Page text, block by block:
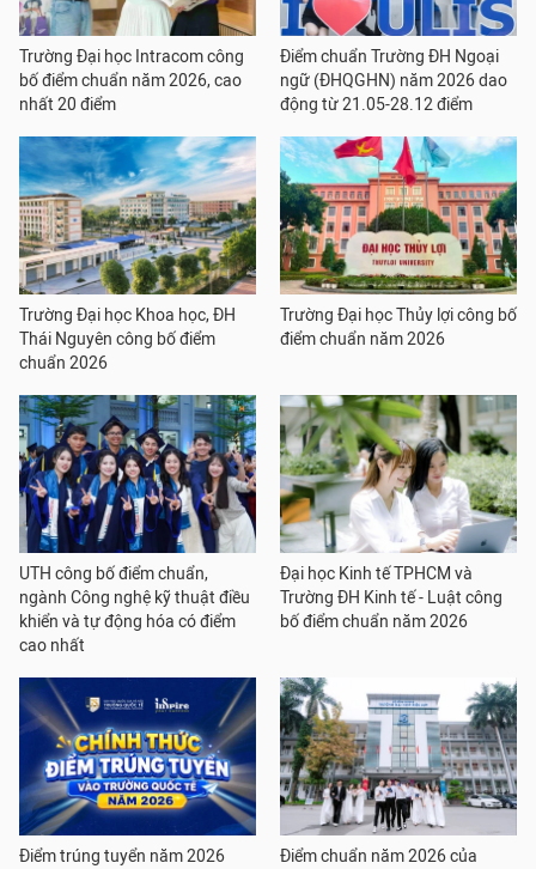
Trường Đại học Intracom công
bố điểm chuẩn năm 2026, cao
nhất 20 điểm
Điểm chuẩn Trường ĐH Ngoại
ngữ (ĐHQGHN) năm 2026 dao
động từ 21.05-28.12 điểm
Trường Đại học Khoa học, ĐH
Thái Nguyên công bố điểm
chuẩn 2026
Trường Đại học Thủy lợi công bố
điểm chuẩn năm 2026
UTH công bố điểm chuẩn,
ngành Công nghệ kỹ thuật điều
khiển và tự động hóa có điểm
cao nhất
Đại học Kinh tế TPHCM và
Trường ĐH Kinh tế - Luật công
bố điểm chuẩn năm 2026
Điểm trúng tuyển năm 2026
Điểm chuẩn năm 2026 của